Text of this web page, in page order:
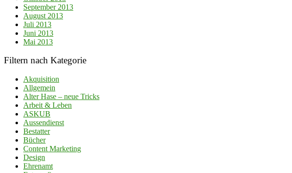
September 2013
August 2013
Juli 2013
Juni 2013
Mai 2013
Filtern nach Kategorie
Akquisition
Allgemein
Alter Hase – neue Tricks
Arbeit & Leben
ASKUB
Aussendienst
Bestatter
Bücher
Content Marketing
Design
Ehrenamt